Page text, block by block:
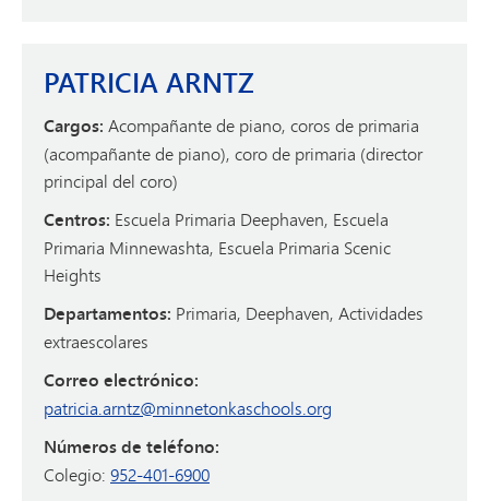
PATRICIA ARNTZ
Cargos: Acompañante de piano, coros de primaria
(acompañante de piano), coro de primaria (director
principal del coro)
Centros: Escuela Primaria Deephaven, Escuela
Primaria Minnewashta, Escuela Primaria Scenic
Heights
Departamentos: Primaria, Deephaven, Actividades
extraescolares
Correo electrónico:
patricia.arntz@minnetonkaschools.org
Números de teléfono:
Colegio: 952-401-6900